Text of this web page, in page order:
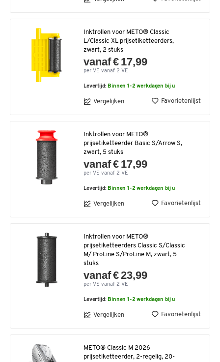
Inktrollen voor METO® Classic
L/Classic XL prijsetiketteerders,
zwart, 2 stuks
vanaf € 17,99
per VE vanaf 2 VE
Levertijd: Binnen 1-2 werkdagen bij u
Vergelijken Favorietenlijst
Inktrollen voor METO®
prijsetiketteerder Basic S/Arrow S,
zwart, 5 stuks
vanaf € 17,99
per VE vanaf 2 VE
Levertijd: Binnen 1-2 werkdagen bij u
Vergelijken Favorietenlijst
Inktrollen voor METO®
prijsetiketteerders Classic S/Classic
M/ ProLine S/ProLine M, zwart, 5
stuks
vanaf € 23,99
per VE vanaf 2 VE
Levertijd: Binnen 1-2 werkdagen bij u
Vergelijken Favorietenlijst
METO® Classic M 2026
prijsetiketteerder, 2-regelig, 20-